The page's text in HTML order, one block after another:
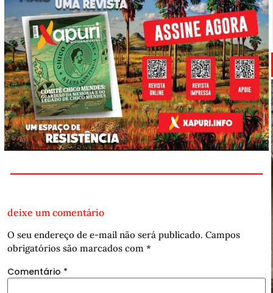
deixe um comentário
O seu endereço de e-mail não será publicado. Campos
obrigatórios são marcados com *
Comentário *